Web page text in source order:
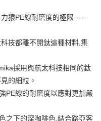
化商業銀行
豐國際商業銀行
華泰商業銀行
遠東國際商業銀行
豐商業銀行
展（台灣）商業銀行
猿PE線耐磨度的極限-----
技都離不開鈦這種材料,集
採用與航太科技相同的鈦
的細粒。
PE線的耐磨度以應對更加嚴
之下的深咖啡色,結合路亞客